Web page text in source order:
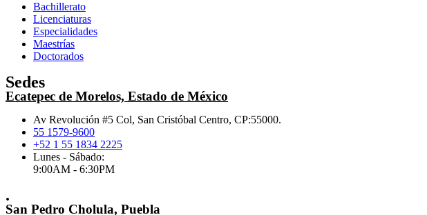
Bachillerato
Licenciaturas
Especialidades
Maestrías
Doctorados
Sedes
Ecatepec de Morelos, Estado de México
Av Revolución #5 Col, San Cristóbal Centro, CP:55000.
55 1579-9600
+52 1 55 1834 2225
Lunes - Sábado:
9:00AM - 6:30PM
.
San Pedro Cholula, Puebla